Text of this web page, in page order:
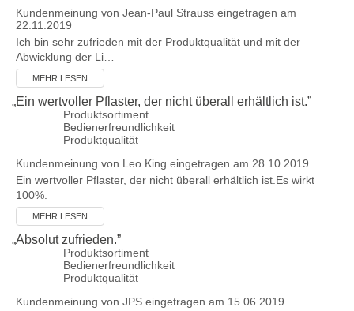
Kundenmeinung von Jean-Paul Strauss eingetragen am
22.11.2019
Ich bin sehr zufrieden mit der Produktqualität und mit der
Abwicklung der Li…
MEHR LESEN
„Ein wertvoller Pflaster, der nicht überall erhältlich ist.”
Produktsortiment
Bedienerfreundlichkeit
Produktqualität
Kundenmeinung von Leo King eingetragen am 28.10.2019
Ein wertvoller Pflaster, der nicht überall erhältlich ist.Es wirkt
100%.
MEHR LESEN
„Absolut zufrieden.”
Produktsortiment
Bedienerfreundlichkeit
Produktqualität
Kundenmeinung von JPS eingetragen am 15.06.2019